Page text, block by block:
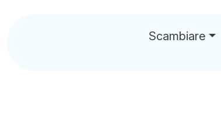
Scambiare